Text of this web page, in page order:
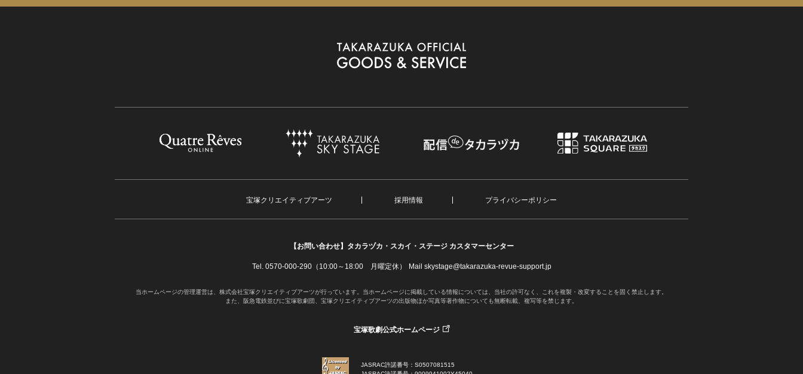
宝塚クリエイティブアーツ 採用情報 プライバシーポリシー
【お問い合わせ】 タカラヅカ・スカイ・ステージ カスタマーセンター
Tel. 0570-000-290（10:00～18:00 月曜定休） Mail skystage@takarazuka-revue-support.jp
当ホームページの管理運営は、株式会社宝塚クリエイティブアーツが行っています。当ホームページに掲載している情報については、当社の許可なく、これを複製・改変することを固く禁止します。
また、阪急電鉄並びに宝塚歌劇団、宝塚クリエイティブアーツの出版物ほか写真等著作物についても無断転載、複写等を禁じます。
宝塚歌劇公式ホームページ
JASRAC許諾番号：S0507081515